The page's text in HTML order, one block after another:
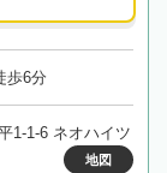
歩6分
1-1-6 ネオハイツ
地図